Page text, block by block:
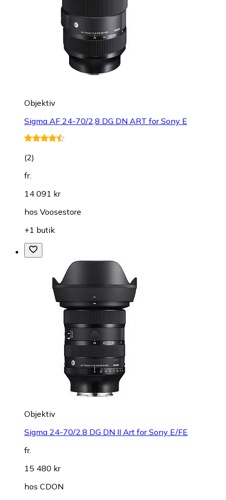
Objektiv
Sigma AF 24-70/2,8 DG DN ART for Sony E
(2)
fr.
14 091 kr
hos Voosestore
+1 butik
Objektiv
Sigma 24-70/2.8 DG DN II Art for Sony E/FE
fr.
15 480 kr
hos CDON